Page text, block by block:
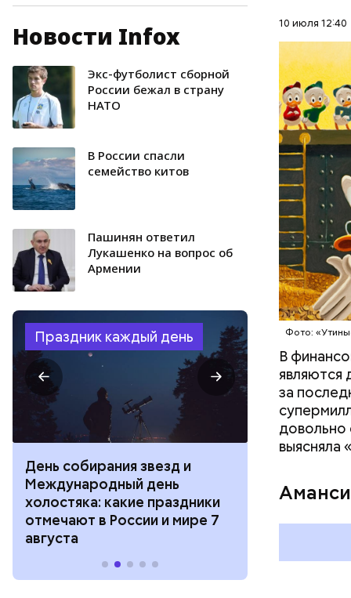
Новости Infox
Экс-футболист сборной
России бежал в страну
НАТО
В России спасли
семейство китов
Пашинян ответил
Лукашенко на вопрос об
Армении
Праздник каждый день
День собирания звезд и
Международный день
холостяка: какие праздники
отмечают в России и мире 7
августа
и
праздники
10 июля 12:40
Фото:
В
являются
за
довольно
выясняла
Фото:
ДЕНЬГИ